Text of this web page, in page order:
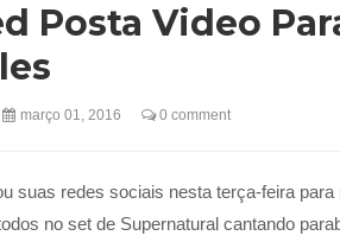
Posta Video
março 01, 2016 0 comment
suas redes sociais nesta terça-feira
no set de Supernatural cantando